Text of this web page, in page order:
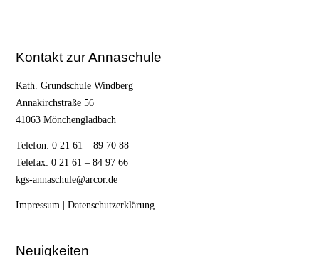
Kontakt zur Annaschule
Kath. Grundschule Windberg
Annakirchstraße 56
41063 Mönchengladbach
Telefon: 0 21 61 – 89 70 88
Telefax: 0 21 61 – 84 97 66
kgs-annaschule@arcor.de
Impressum |Datenschutzerklärung
Neuigkeiten